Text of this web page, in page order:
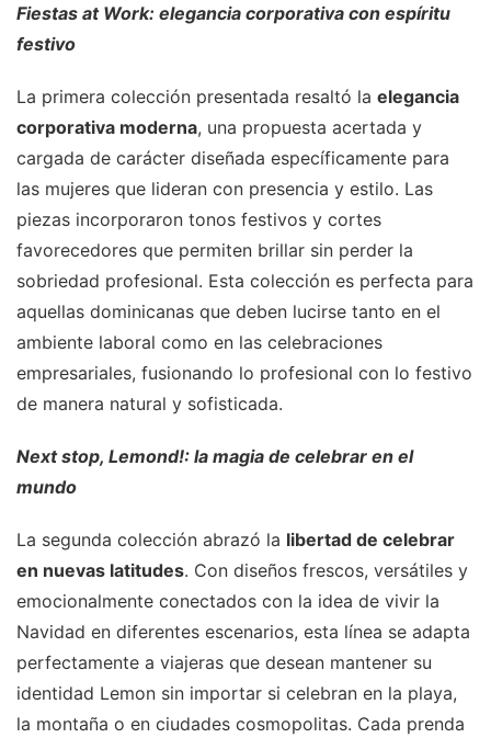
Fiestas at Work: elegancia corporativa con espíritu
festivo
La primera colección presentada resaltó la elegancia
corporativa moderna, una propuesta acertada y
cargada de carácter diseñada específicamente para
las mujeres que lideran con presencia y estilo. Las
piezas incorporaron tonos festivos y cortes
favorecedores que permiten brillar sin perder la
sobriedad profesional. Esta colección es perfecta para
aquellas dominicanas que deben lucirse tanto en el
ambiente laboral como en las celebraciones
empresariales, fusionando lo profesional con lo festivo
de manera natural y sofisticada.
Next stop, Lemond!: la magia de celebrar en el
mundo
La segunda colección abrazó la libertad de celebrar
en nuevas latitudes. Con diseños frescos, versátiles y
emocionalmente conectados con la idea de vivir la
Navidad en diferentes escenarios, esta línea se adapta
perfectamente a viajeras que desean mantener su
identidad Lemon sin importar si celebran en la playa,
la montaña o en ciudades cosmopolitas. Cada prenda